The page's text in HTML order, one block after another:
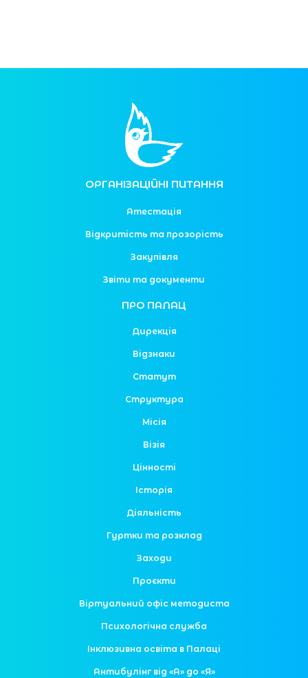
ОРГАНІЗАЦІЙНІ ПИТАННЯ
Атестація
Відкритість та прозорість
Закупівля
Звіти та документи
ПРО ПАЛАЦ
Дирекція
Відзнаки
Статут
Структура
Місія
Візія
Цінності
Історія
Діяльність
Гуртки та розклад
Заходи
Проєкти
Віртуальний офіс методиста
Психологічна служба
Інклюзивна освіта в Палаці
Антибулінг від «А» до «Я»